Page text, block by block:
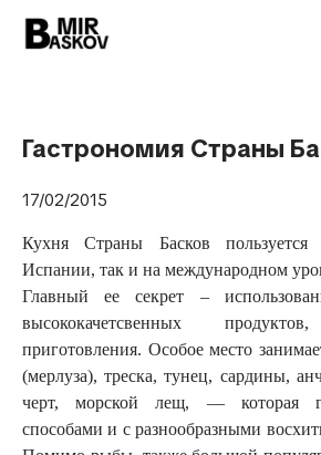
Гастрономия Страны
17/02/2015
Кухня Страны Басков
Испании, так и на международном
Главный ее секрет –
высококачетсвенных
приготовления. Особое место
(мерлуза), треска, тунец, сардины,
черт, морской лещ, — которая
способами и с разнообразными